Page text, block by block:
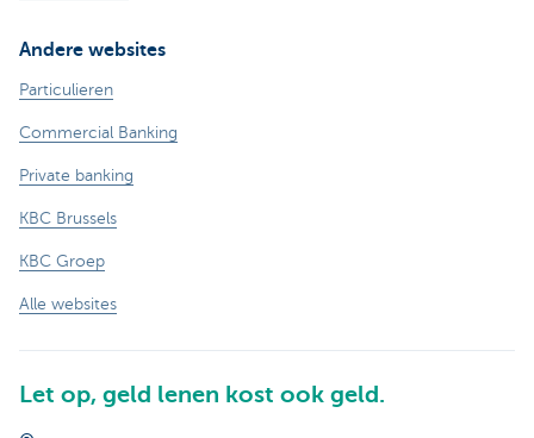
Andere websites
Particulieren
Commercial Banking
Private banking
KBC Brussels
KBC Groep
Alle websites
Let op, geld lenen kost ook geld.